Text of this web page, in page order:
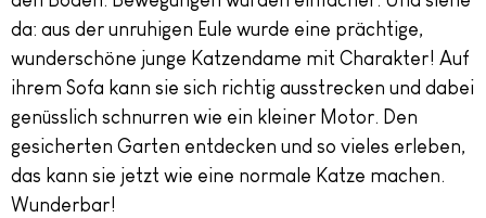
da: aus der unruhigen Eule wurde eine prächtige,
wunderschöne junge Katzendame mit Charakter! Auf
ihrem Sofa kann sie sich richtig ausstrecken und dabei
genüsslich schnurren wie ein kleiner Motor. Den
gesicherten Garten entdecken und so vieles erleben,
das kann sie jetzt wie eine normale Katze machen.
Wunderbar!